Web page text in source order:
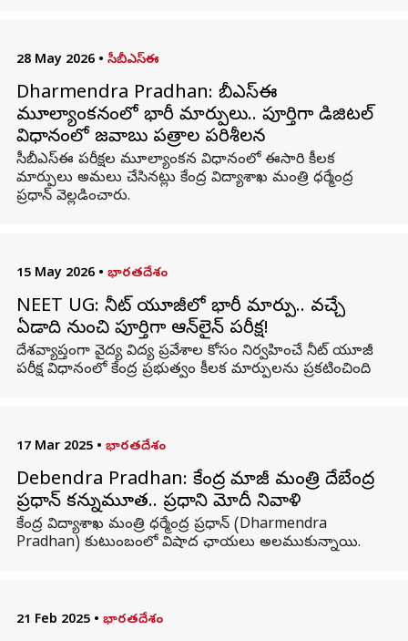
28 May 2026 • సీబీఎస్‌ఈ
Dharmendra Pradhan: సీబీఎస్ఈ
మూల్యాంకనంలో భారీ మార్పులు.. పూర్తిగా డిజిటల్
విధానంలో జవాబు పత్రాల పరిశీలన
సీబీఎస్ఈ పరీక్షల మూల్యాంకన విధానంలో ఈసారి కీలక
మార్పులు అమలు చేసినట్లు కేంద్ర విద్యాశాఖ మంత్రి ధర్మేంద్ర
ప్రధాన్ వెల్లడించారు.
15 May 2026 • భారతదేశం
NEET UG: నీట్ యూజీలో భారీ మార్పు.. వచ్చే
ఏడాది నుంచి పూర్తిగా ఆన్‌లైన్ పరీక్ష!
దేశవ్యాప్తంగా వైద్య విద్య ప్రవేశాల కోసం నిర్వహించే నీట్ యూజీ
పరీక్ష విధానంలో కేంద్ర ప్రభుత్వం కీలక మార్పులను ప్రకటించింది.
17 Mar 2025 • భారతదేశం
Debendra Pradhan: కేంద్ర మాజీ మంత్రి దేబేంద్ర
ప్రధాన్‌ కన్నుమూత.. ప్రధాని మోదీ నివాళి
కేంద్ర విద్యాశాఖ మంత్రి ధర్మేంద్ర ప్రధాన్‌ (Dharmendra
Pradhan) కుటుంబంలో విషాద ఛాయలు అలముకున్నాయి.
21 Feb 2025 • భారతదేశం